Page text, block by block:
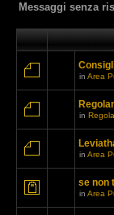
Messaggi senza
in Area
in
in Area
se non
in Area